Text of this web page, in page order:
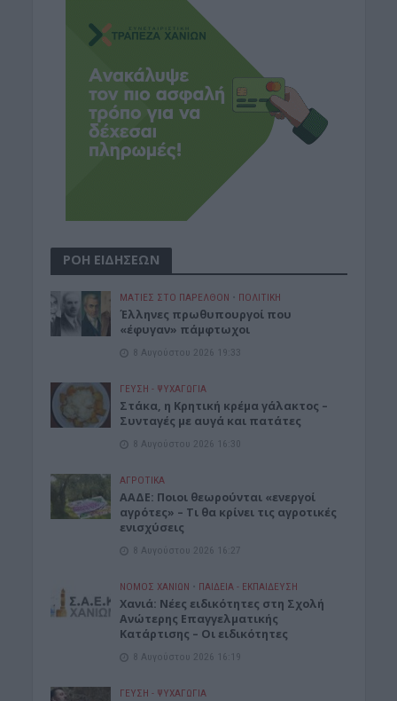
ΡΟΗ ΕΙΔΗΣΕΩΝ
ΜΑΤΙΕΣ ΣΤΟ ΠΑΡΕΛΘΟΝ • ΠΟΛΙΤΙΚΗ
Έλληνες πρωθυπουργοί που
«έφυγαν» πάμφτωχοι
8 Αυγούστου 2026 19:33
ΓΕΎΣΗ - ΨΥΧΑΓΩΓΊΑ
Στάκα, η Κρητική κρέμα γάλακτος –
Συνταγές με αυγά και πατάτες
8 Αυγούστου 2026 16:30
ΑΓΡΟΤΙΚΑ
ΑΑΔΕ: Ποιοι θεωρούνται «ενεργοί
αγρότες» – Τι θα κρίνει τις αγροτικές
ενισχύσεις
8 Αυγούστου 2026 16:27
ΝΟΜΌΣ ΧΑΝΊΩΝ • ΠΑΙΔΕΙΑ - ΕΚΠΑΙΔΕΥΣΗ
Χανιά: Νέες ειδικότητες στη Σχολή
Ανώτερης Επαγγελματικής
Κατάρτισης – Οι ειδικότητες
8 Αυγούστου 2026 16:19
ΓΕΎΣΗ - ΨΥΧΑΓΩΓΊΑ